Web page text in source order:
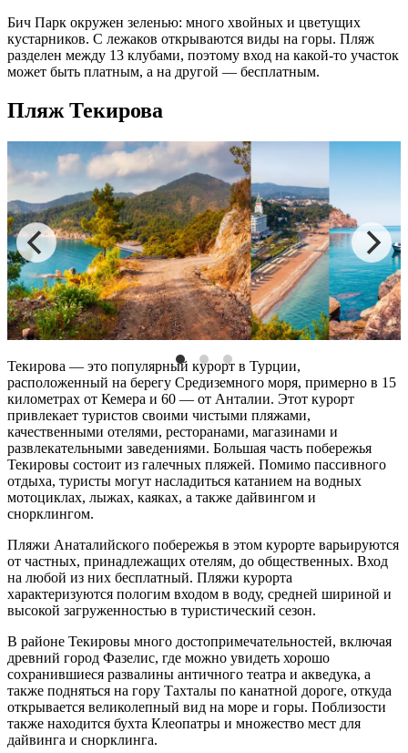
Бич Парк окружен зеленью: много хвойных и цветущих
кустарников. С лежаков открываются виды на горы. Пляж
разделен между 13 клубами, поэтому вход на какой-то участок
может быть платным, а на другой — бесплатным.
Пляж Текирова
Текирова — это популярный курорт в Турции,
расположенный на берегу Средиземного моря, примерно в 15
километрах от Кемера и 60 — от Анталии. Этот курорт
привлекает туристов своими чистыми пляжами,
качественными отелями, ресторанами, магазинами и
развлекательными заведениями. Большая часть побережья
Текировы состоит из галечных пляжей. Помимо пассивного
отдыха, туристы могут насладиться катанием на водных
мотоциклах, лыжах, каяках, а также дайвингом и
снорклингом​​.
Пляжи Анаталийского побережья в этом курорте варьируются
от частных, принадлежащих отелям, до общественных. Вход
на любой из них бесплатный. Пляжи курорта
характеризуются пологим входом в воду, средней шириной и
высокой загруженностью в туристический сезон.
В районе Текировы много достопримечательностей, включая
древний город Фазелис, где можно увидеть хорошо
сохранившиеся развалины античного театра и акведука, а
также подняться на гору Тахталы по канатной дороге, откуда
открывается великолепный вид на море и горы​​. Поблизости
также находится бухта Клеопатры и множество мест для
дайвинга и снорклинга.